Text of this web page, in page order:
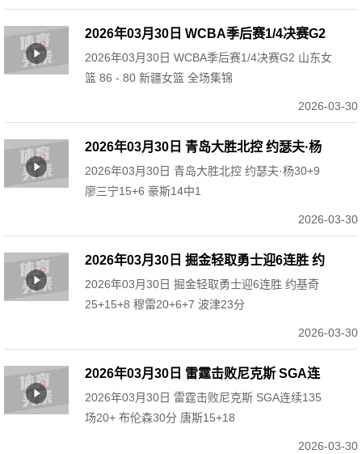
2026年03月30日 WCBA季后赛1/4决赛G2
山东女篮 86 - 80 新疆女篮 全场集锦
2026年03月30日 WCBA季后赛1/4决赛G2 山东女
篮 86 - 80 新疆女篮 全场集锦
2026-03-30
2026年03月30日 青岛大胜北控 约瑟夫·杨
30+9 廖三宁15+6 豪斯14中1
2026年03月30日 青岛大胜北控 约瑟夫·杨30+9
廖三宁15+6 豪斯14中1
2026-03-30
2026年03月30日 掘金轻取勇士迎6连胜 约
基奇25+15+8 穆雷20+6+7 波津23分
2026年03月30日 掘金轻取勇士迎6连胜 约基奇
25+15+8 穆雷20+6+7 波津23分
2026-03-30
2026年03月30日 雷霆击败尼克斯 SGA连
续135场20+ 布伦森30分 唐斯15+18
2026年03月30日 雷霆击败尼克斯 SGA连续135
场20+ 布伦森30分 唐斯15+18
2026-03-30